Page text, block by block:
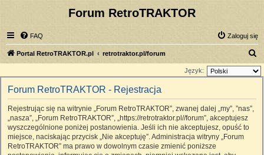
Forum RetroTRAKTOR
FAQ Zaloguj się
Portal RetroTRAKTOR.pl retrotraktor.pl/forum
z
Język:
Forum RetroTRAKTOR - Rejestracja
Rejestrując się na witrynie „Forum RetroTRAKTOR”, zwanej dalej „my”, ”nas”,
„nasza”, „Forum RetroTRAKTOR”, „https://retrotraktor.pl//forum”, akceptujesz
wyszczególnione poniżej postanowienia. Jeśli ich nie akceptujesz, opuść to
miejsce, naciskając przycisk „Nie akceptuję”. Administracja witryny „Forum
RetroTRAKTOR” ma prawo w dowolnym czasie zmienić poniższe